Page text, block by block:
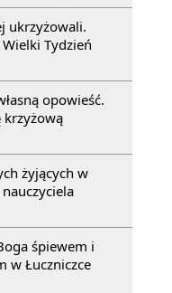
ukrzyżowali.
Tydzień
opowieść.
krzyżową
żyjących w
śpiewem i
w Łuczniczce